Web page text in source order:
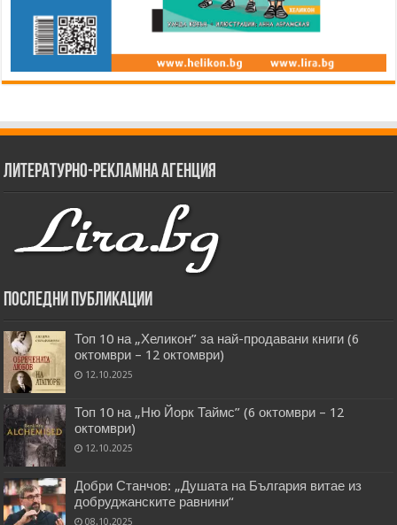
Литературно-рекламна агенция
Последни публикации
Топ 10 на „Хеликон” за най-продавани книги (6
октомври – 12 октомври)
12.10.2025
Топ 10 на „Ню Йорк Таймс” (6 октомври – 12
октомври)
12.10.2025
Добри Станчов: „Душата на България витае из
добруджанските равнини“
08.10.2025